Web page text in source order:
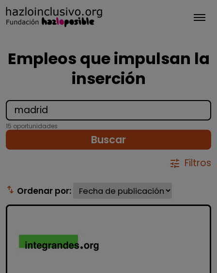
Empleos que impulsan la
inserción
15 oportunidades
Buscar
tune Filtros
swap_vert Ordenar por: